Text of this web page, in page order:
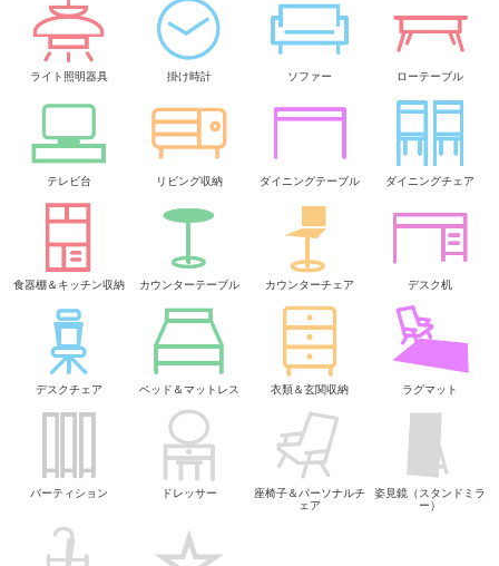
ライト照明器具 掛け時計 ソファー ローテーブル
テレビ台 リビング収納 ダイニングテーブル ダイニングチェア
食器棚＆キッチン収納 カウンターテーブル カウンターチェア デスク机
デスクチェア ベッド＆マットレス 衣類＆玄関収納 ラグマット
パーティション ドレッサー
座椅子＆パーソナルチ
ェア
姿見鏡（スタンドミラ
ー）